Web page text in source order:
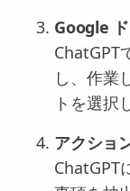
Google
ChatGPT
し、作業
トを選択
アクショ
ChatGPT